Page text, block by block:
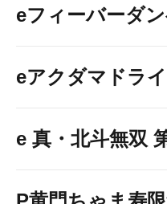
eフィーバーダ
eアクダマドラ
e 真・北斗無双